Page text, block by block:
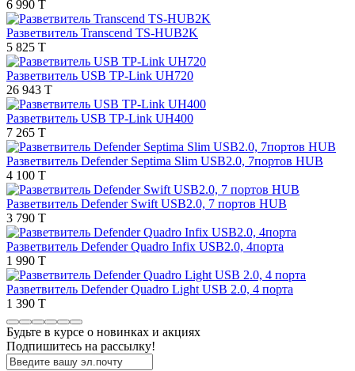
6 990 T
Разветвитель Transcend TS-HUB2K
5 825 T
Разветвитель USB TP-Link UH720
26 943 T
Разветвитель USB TP-Link UH400
7 265 T
Разветвитель Defender Septima Slim USB2.0, 7портов HUB
4 100 T
Разветвитель Defender Swift USB2.0, 7 портов HUB
3 790 T
Разветвитель Defender Quadro Infix USB2.0, 4порта
1 990 T
Разветвитель Defender Quadro Light USB 2.0, 4 порта
1 390 T
Будьте в курсе о новинках и акциях
Подпишитесь на рассылкy!